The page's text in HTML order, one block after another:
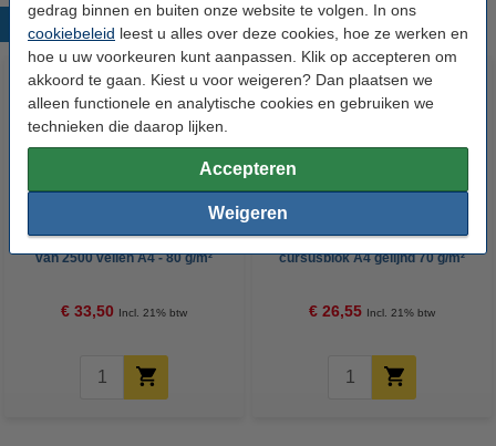
gedrag binnen en buiten onze website te volgen. In ons
cookiebeleid leest u alles over deze cookies, hoe ze werken en
hoe u uw voorkeuren kunt aanpassen. Klik op accepteren om
akkoord te gaan. Kiest u voor weigeren? Dan plaatsen we
alleen functionele en analytische cookies en gebruiken we
technieken die daarop lijken.
Accepteren
Weigeren
Populaire producten
123inkt kopieerpapier 1 doos
van 2500 vellen A4 - 80 g/m²
€ 33,50 Incl. 21% btw
Aanbieding: 10x 123inkt
cursusblok A4 gelijnd 70 g/m²
€ 26,55 Incl. 21% btw